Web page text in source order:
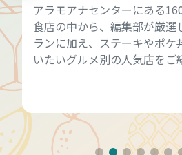
アラモアナセンターにある
食店の中から、編集部が厳選
ランに加え、ステーキやポケ
いたいグルメ別の人気店をご